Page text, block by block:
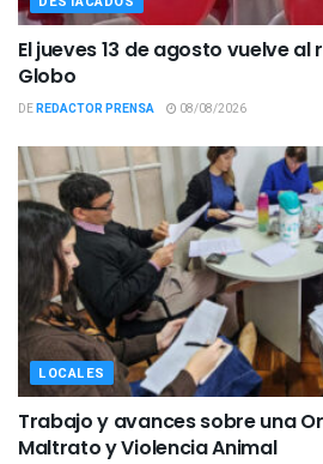
El jueves 13 de agosto vuelve al
Globo
DEREDACTOR PRENSA 08/08/2026
LOCALES
Trabajo y avances sobre una
Maltrato y Violencia Animal